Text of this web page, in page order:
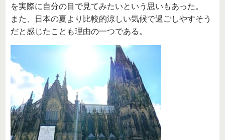
を実際に自分の目で見てみたいという思いもあった。
また、日本の夏より比較的涼しい気候で過ごしやすそう
だと感じたことも理由の一つである。